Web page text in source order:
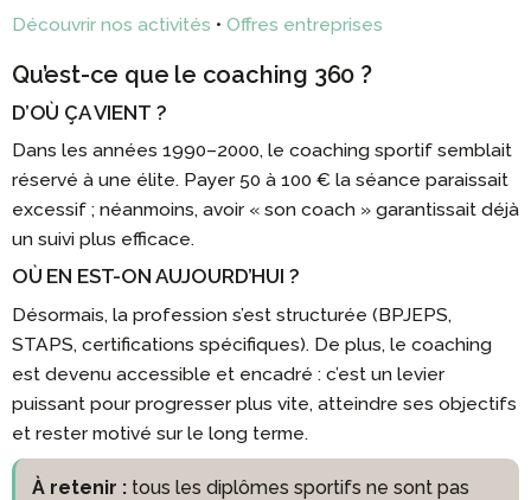
Découvrir nos activités • Offres entreprises
Qu’est-ce que le coaching 360 ?
D’OÙ ÇA VIENT ?
Dans les années 1990–2000, le coaching sportif semblait
réservé à une élite. Payer 50 à 100 € la séance paraissait
excessif ; néanmoins, avoir « son coach » garantissait déjà
un suivi plus efficace.
OÙ EN EST-ON AUJOURD’HUI ?
Désormais, la profession s’est structurée (BPJEPS,
STAPS, certifications spécifiques). De plus, le coaching
est devenu accessible et encadré : c’est un levier
puissant pour progresser plus vite, atteindre ses objectifs
et rester motivé sur le long terme.
À retenir : tous les diplômes sportifs ne sont pas